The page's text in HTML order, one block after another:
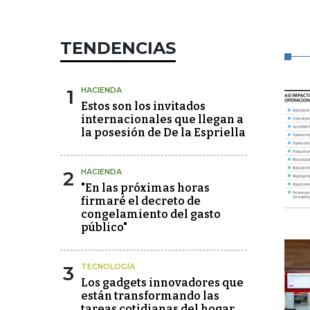
TENDENCIAS
1 HACIENDA
Estos son los invitados
internacionales que llegan a
la posesión de De la Espriella
2 HACIENDA
"En las próximas horas
firmaré el decreto de
congelamiento del gasto
público"
3 TECNOLOGÍA
Los gadgets innovadores que
están transformando las